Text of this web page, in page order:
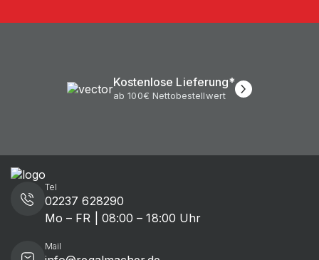
Kostenlose Lieferung*
ab 100€ Nettobestellwert
Tel
02237 628290
Mo – FR | 08:00 – 18:00 Uhr
Mail